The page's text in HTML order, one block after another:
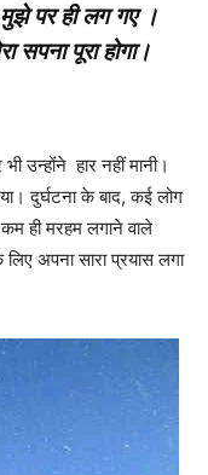
पर ही लग गए ।
पूरा होगा।
उन्होंने हार नहीं मानी।
दुर्घटना के बाद, कई लोग
ही मरहम लगाने वाले
अपना सारा प्रयास लगा